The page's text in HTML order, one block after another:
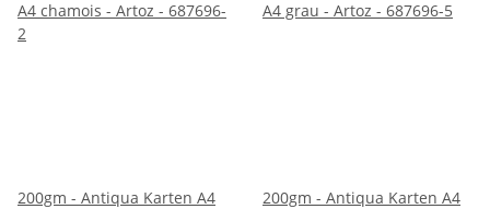
200gm - Antiqua Karten A4
200gm - Antiqua Karten A4